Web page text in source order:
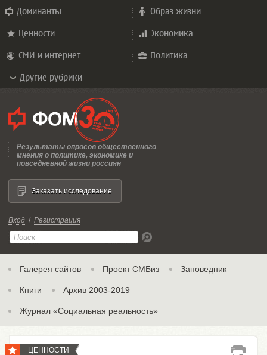
Доминанты Образ жизни
Ценности Экономика
СМИ и интернет Политика
Другие рубрики
Результаты опросов общественного
мнения о политике, экономике и
повседневной жизни россиян
Вход / Регистрация
Галерея сайтов Проект СМБиз Заповедник
Книги Архив 2003-2019
Журнал «Социальная реальность»
Заказать исследование
ЦЕННОСТИ